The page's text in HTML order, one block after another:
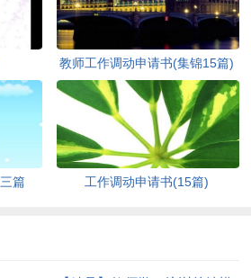
教师工作调动申请书(集锦15篇)
篇 工作调动申请书(15篇)